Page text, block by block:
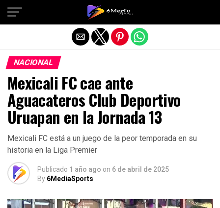
NACIONAL
Mexicali FC cae ante
Aguacateros Club Deportivo
Uruapan en la Jornada 13
Mexicali FC está a un juego de la peor temporada en su
historia en la Liga Premier
Publicado 1 año ago on 6 de abril de 2025
By 6MediaSports
Salir de la versión móvil